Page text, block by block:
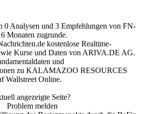
0 Analysen und 3 Empfehlungen von FN-
Monaten zugrunde.
kostenlose Realtime-
Kurse und Daten von ARIVA.DE AG.
und
zu KALAMAZOO RESOURCES
Wallstreet Online.
angezeigte Seite?
Problem melden